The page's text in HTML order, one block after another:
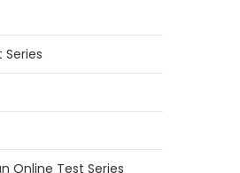
Series
Online Test Series